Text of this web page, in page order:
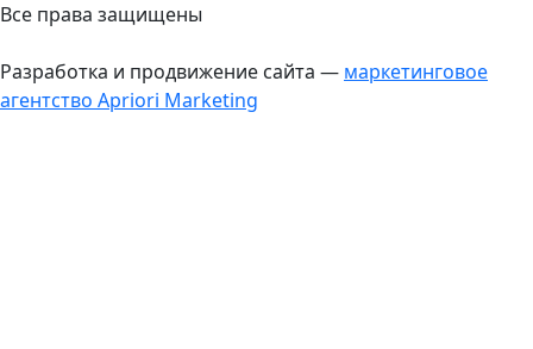
Все права защищены
Разработка и продвижение сайта — маркетинговое
агентство Apriori Marketing